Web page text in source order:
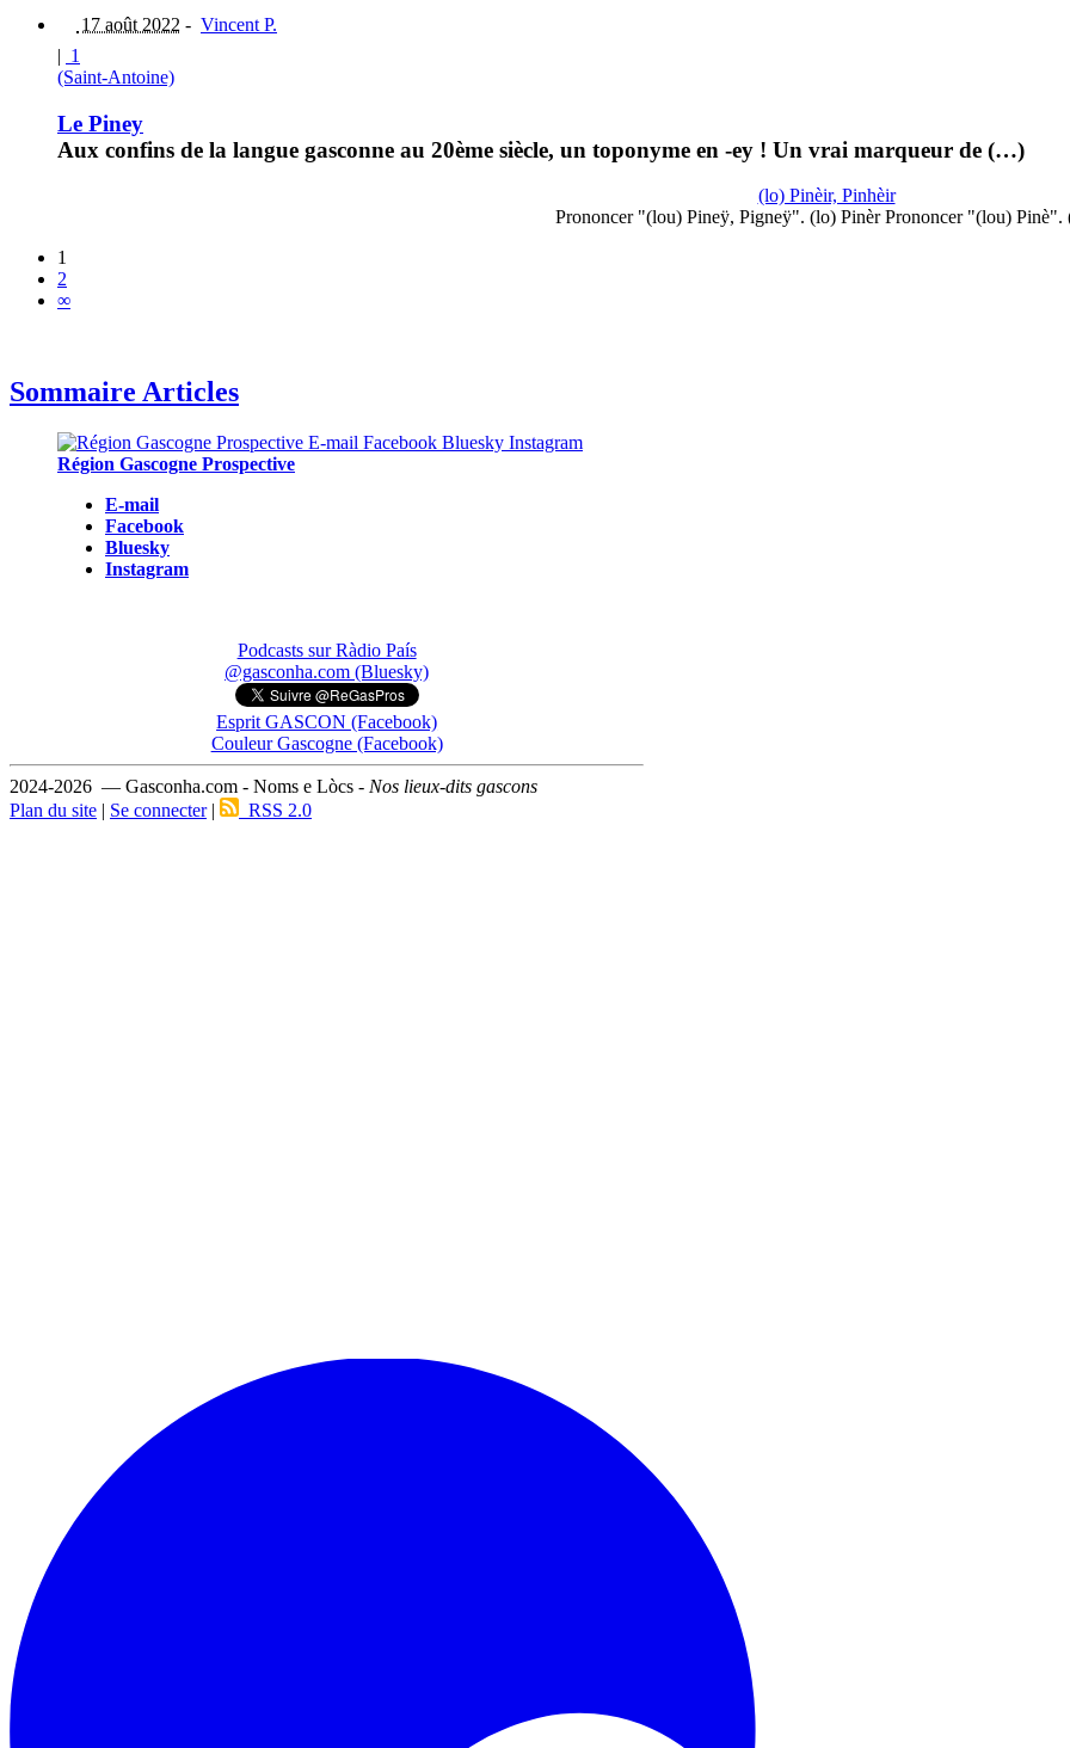
17 août 2022 - Vincent P.
| 1
(Saint-Antoine)
Le Piney
Aux confins de la langue gasconne au 20ème siècle, un toponyme en -ey ! Un vrai marqueur de (…)
(lo) Pinèir, Pinhèir
Prononcer "(lou) Pineÿ, Pigneÿ". (lo) Pinèr Prononcer "(lou)
1
2
∞
Sommaire Articles
Région Gascogne Prospective
E-mail
Facebook
Bluesky
Instagram
Podcasts sur Ràdio País
@gasconha.com (Bluesky)
Esprit GASCON (Facebook)
Couleur Gascogne (Facebook)
2024-2026 — Gasconha.com - Noms e Lòcs - Nos lieux-dits gascons
Plan du site | Se connecter| RSS 2.0